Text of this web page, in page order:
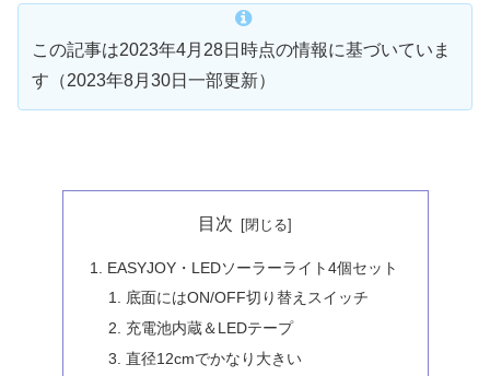
この記事は2023年4月28日時点の情報に基づいていま
す（2023年8月30日一部更新）
目次
EASYJOY・LEDソーラーライト4個セット
底面にはON/OFF切り替えスイッチ
充電池内蔵＆LEDテープ
直径12cmでかなり大きい